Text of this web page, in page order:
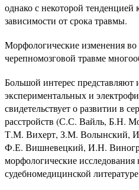
однако с некоторой тенденцией
зависимости от срока травмы.
Морфологические изменения
черепномозговой травме
Большой интерес представляют
экспериментальных и
свидетельствует о развитии в
расстройств (С.С. Вайль, Б.Н.
Т.М. Вихерт, З.М. Волынский,
Ф.Е. Вишневецкий, И.Н.
морфологические
судебномедицинской